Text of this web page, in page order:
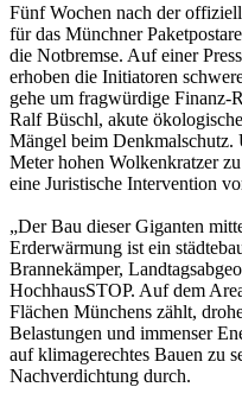
Fünf Wochen nach der
für das Münchner
die Notbremse. Auf einer
erhoben die Initiatoren
gehe um fragwürdige Finanz-
Ralf Büschl, akute
Mängel beim Denkmalschutz.
Meter hohen Wolkenkratzer
eine Juristische Intervention
„Der Bau dieser Giganten
Erderwärmung ist ein
Brannekämper,
HochhausSTOP. Auf dem
Flächen Münchens zählt,
Belastungen und immenser
auf klimagerechtes Bauen zu
Nachverdichtung durch.